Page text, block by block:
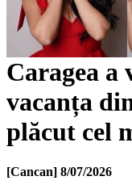
Caragea a
vacanța
plăcut cel
[Cancan] 8/07/2026